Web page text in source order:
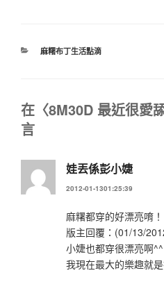
分
麻糬布丁生活點滴
在〈8M30D 最近很愛
言
娃丟係彭小婕
2012-01-1301:25:39
麻糬都穿的好漂亮唷！
版主回覆：(01/13/
小婕也都穿很漂亮啊^^
我現在最大的樂趣就